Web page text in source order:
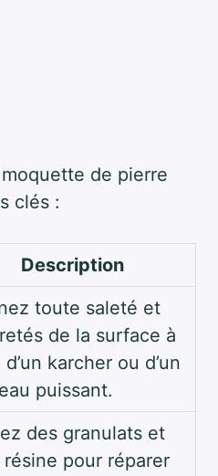
de pierre
clés :
Description
toute saleté et
de la surface à
d’un karcher ou d’un
puissant.
des granulats et
résine pour réparer